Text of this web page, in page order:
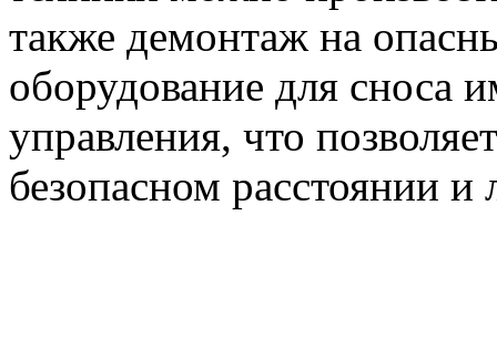
также демонтаж на
оборудование для сноса
управления, что
безопасном расстоянии